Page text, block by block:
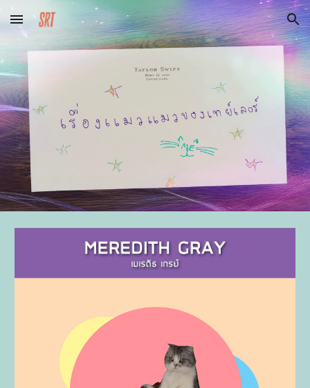
Skip to main content Skip to navigation